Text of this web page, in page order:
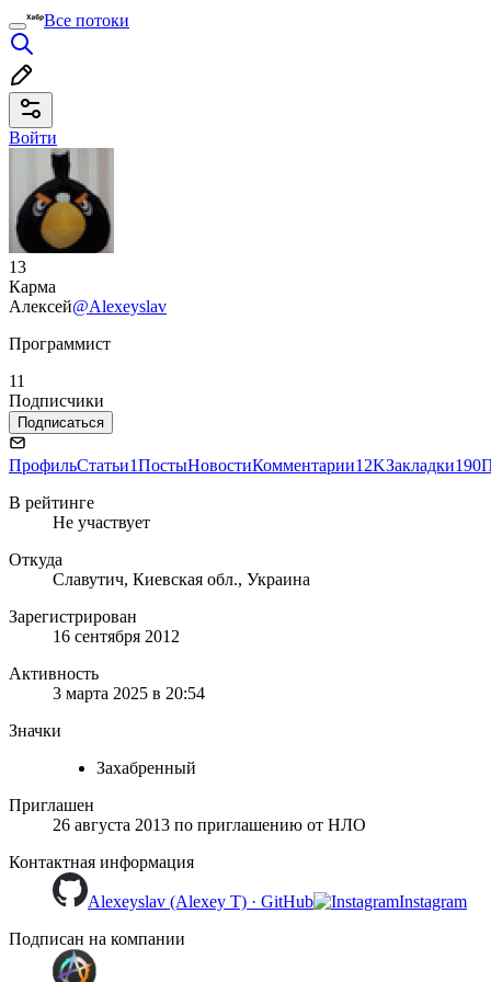
Все потоки
Войти
13
Карма
Алексей@Alexeyslav
Программист
11
Подписчики
Подписаться
ПрофильСтатьи1ПостыНовостиКомментарии12KЗакладки190
В рейтинге
Не участвует
Откуда
Славутич, Киевская обл., Украина
Зарегистрирован
16 сентября 2012
Активность
3 марта 2025 в 20:54
Значки
Захабренный
Приглашен
26 августа 2013 по приглашению от НЛО
Контактная информация
Alexeyslav (Alexey T) · GitHub
Instagram
Подписан на компании